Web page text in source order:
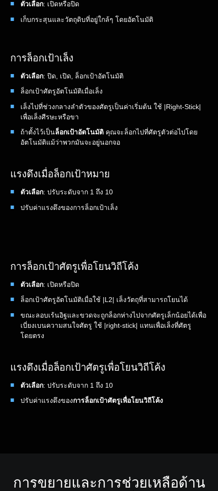
ตัวเลือก: เปิดหรือปิด
เก็บกระสุนและวัตถุดิบที่อยู่ใกล้ๆ โดยอัตโนมัติ
การล็อกเป้าเล็ง
ตัวเลือก: ปิด, เปิด, ล็อกเป้าอัตโนมัติ
ล็อกเป้าศัตรูอัตโนมัติเมื่อเล็ง
เล็งไปที่ช่วงกลางลำตัวของศัตรูเป็นค่าเริ่มต้น ใช้ |Right-Stick|
เพื่อเล็งศีรษะหรือขา
ถ้าตั้งไว้เป็นล็อกเป้าอัตโนมัติ คุณจะล็อกไปที่ศัตรูตัวต่อไปโดย
อัตโนมัติแม้ว่าพวกมันจะอยู่นอกจอ
แรงดึงเมื่อล็อกเป้าหมาย
ตัวเลือก: ปรับระดับจาก 1 ถึง 10
ปรับค่าแรงดึงของการล็อกเป้าเล็ง
การล็อกเป้าศัตรูเพื่อโยนวิถีโค้ง
ตัวเลือก: เปิดหรือปิด
ล็อกเป้าศัตรูอัตโนมัติเมื่อใช้ |L2| เล็งวัตถุที่สามารถโยนได้
ขณะลอบเร้นอิฐและขวดจะถูกล็อกห่างไปจากศัตรูเล็กน้อยได้เพื่อ
เบี่ยงเบนความสนใจศัตรู ใช้ |right-stick| แทนเพื่อเล็งที่ศัตรู
โดยตรง
แรงดึงเมื่อล็อกเป้าศัตรูเพื่อโยนวิถีโค้ง
ตัวเลือก: ปรับระดับจาก 1 ถึง 10
ปรับค่าแรงดึงของการล็อกเป้าศัตรูเพื่อโยนวิถีโค้ง
การขยายและการช่วยเหลือด้าน